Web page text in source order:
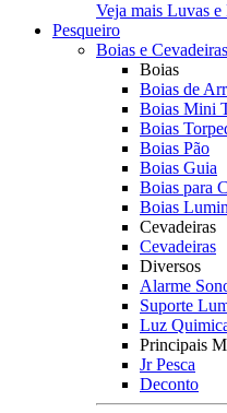
Veja mais Luvas e
Pesqueiro
Boias e Cevadeiras
Boias
Boias de
Boias Mini
Boias
Boias Pão
Boias Guia
Boias para
Boias
Cevadeiras
Cevadeiras
Diversos
Alarme
Suporte
Luz
Principais
Jr Pesca
Deconto